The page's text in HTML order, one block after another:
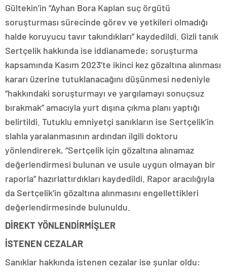
Gültekin’in “Ayhan Bora Kaplan suç örgütü
soruşturması sürecinde görev ve yetkileri olmadığı
halde koruyucu tavır takındıkları” kaydedildi. Gizli tanık
Sertçelik hakkında ise iddianamede; soruşturma
kapsamında Kasım 2023’te ikinci kez gözaltına alınması
kararı üzerine tutuklanacağını düşünmesi nedeniyle
“hakkındaki soruşturmayı ve yargılamayı sonuçsuz
bırakmak” amacıyla yurt dışına çıkma planı yaptığı
belirtildi. Tutuklu emniyetçi sanıkların ise Sertçelik’in
slahla yaralanmasının ardından ilgili doktoru
yönlendirerek, “Sertçelik için gözaltına alınamaz
değerlendirmesi bulunan ve usule uygun olmayan bir
raporla” hazırlattırdıkları kaydedildi. Rapor aracılığıyla
da Sertçelik’in gözaltına alınmasını engellettikleri
değerlendirmesinde bulunuldu.
DİREKT YÖNLENDİRMİŞLER
İSTENEN CEZALAR
Sanıklar hakkında istenen cezalar ise şunlar oldu: